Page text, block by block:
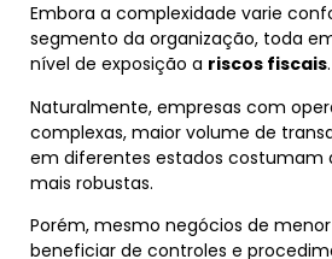
Embora a complexidade varie
segmento da organização, toda
nível de exposição a riscos fiscais.
Naturalmente, empresas com
complexas, maior volume de
em diferentes estados costumam
mais robustas.
Porém, mesmo negócios de
beneficiar de controles e